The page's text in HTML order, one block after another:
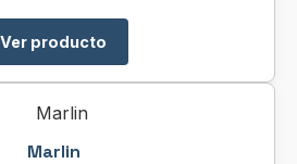
Ver producto
Marlin